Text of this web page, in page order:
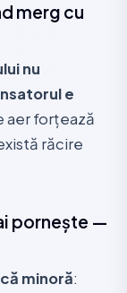
merg cu
nu
e
aer forțează
răcire
pornește —
minoră: